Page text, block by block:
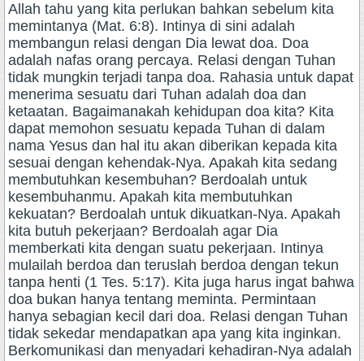
Allah tahu yang kita perlukan bahkan sebelum kita
memintanya (Mat. 6:8). Intinya di sini adalah
membangun relasi dengan Dia lewat doa. Doa
adalah nafas orang percaya. Relasi dengan Tuhan
tidak mungkin terjadi tanpa doa. Rahasia untuk dapat
menerima sesuatu dari Tuhan adalah doa dan
ketaatan. Bagaimanakah kehidupan doa kita? Kita
dapat memohon sesuatu kepada Tuhan di dalam
nama Yesus dan hal itu akan diberikan kepada kita
sesuai dengan kehendak-Nya. Apakah kita sedang
membutuhkan kesembuhan? Berdoalah untuk
kesembuhanmu. Apakah kita membutuhkan
kekuatan? Berdoalah untuk dikuatkan-Nya. Apakah
kita butuh pekerjaan? Berdoalah agar Dia
memberkati kita dengan suatu pekerjaan. Intinya
mulailah berdoa dan teruslah berdoa dengan tekun
tanpa henti (1 Tes. 5:17). Kita juga harus ingat bahwa
doa bukan hanya tentang meminta. Permintaan
hanya sebagian kecil dari doa. Relasi dengan Tuhan
tidak sekedar mendapatkan apa yang kita inginkan.
Berkomunikasi dan menyadari kehadiran-Nya adalah